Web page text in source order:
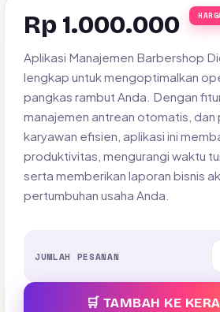
Rp 1.000.000
Aplikasi Manajemen Barbershop
lengkap untuk mengoptimalkan
pangkas rambut Anda. Dengan
manajemen antrean otomatis, dan
karyawan efisien, aplikasi ini
produktivitas, mengurangi waktu
serta memberikan laporan bisnis
pertumbuhan usaha Anda.
JUMLAH PESANAN
🛒 TAMBAH KE